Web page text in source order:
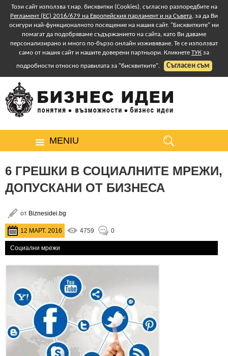
Този сайт използва т.нар. бисквитки (Cookies), съгласно разпоредбите на
Регламент (ЕС) 2016/679 на Европейския парламент и на Съвета, за да Ви
осигури най-функционалното посещение на нашия сайт. "Бисквитките" ни
помагат да подобряваме съдържанието на сайта, като Ви даваме
персонализирано и много по-бързо онлайн изживяване. Те се използват
само от нашия сайт и нашите доверени партньори. Кликнете ТУК за
подробности относно правилата за "бисквитките".
Съгласен съм
MENIU
6 ГРЕШКИ В СОЦИАЛНИТЕ МРЕЖИ,
ДОПУСКАНИ ОТ БИЗНЕСА
от Biznesidei.bg
4759 0
12 МАРТ. 2016
Социални мрежи